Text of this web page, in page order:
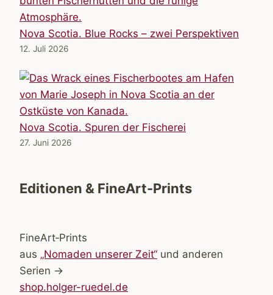
Nova Scotia. Blue Rocks – zwei Perspektiven
12. Juli 2026
Nova Scotia. Spuren der Fischerei
27. Juni 2026
Editionen & FineArt-Prints
FineArt‑Prints
aus „Nomaden unserer Zeit“ und anderen
Serien →
shop.holger-ruedel.de